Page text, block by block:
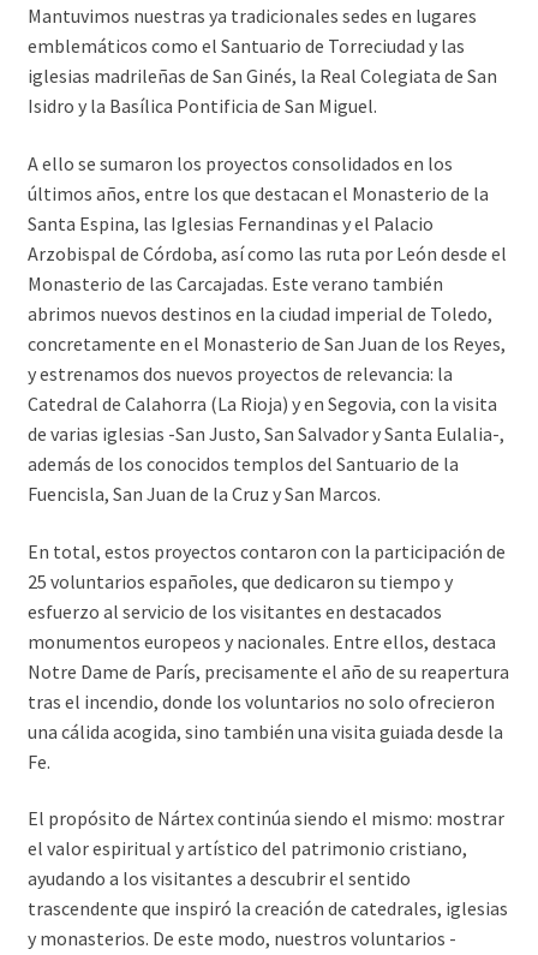
Mantuvimos nuestras ya tradicionales sedes en lugares
emblemáticos como el Santuario de Torreciudad y las
iglesias madrileñas de San Ginés, la Real Colegiata de San
Isidro y la Basílica Pontificia de San Miguel.
A ello se sumaron los proyectos consolidados en los
últimos años, entre los que destacan el Monasterio de la
Santa Espina, las Iglesias Fernandinas y el Palacio
Arzobispal de Córdoba, así como las ruta por León desde el
Monasterio de las Carcajadas. Este verano también
abrimos nuevos destinos en la ciudad imperial de Toledo,
concretamente en el Monasterio de San Juan de los Reyes,
y estrenamos dos nuevos proyectos de relevancia: la
Catedral de Calahorra (La Rioja) y en Segovia, con la visita
de varias iglesias -San Justo, San Salvador y Santa Eulalia-,
además de los conocidos templos del Santuario de la
Fuencisla, San Juan de la Cruz y San Marcos.
En total, estos proyectos contaron con la participación de
25 voluntarios españoles, que dedicaron su tiempo y
esfuerzo al servicio de los visitantes en destacados
monumentos europeos y nacionales. Entre ellos, destaca
Notre Dame de París, precisamente el año de su reapertura
tras el incendio, donde los voluntarios no solo ofrecieron
una cálida acogida, sino también una visita guiada desde la
Fe.
El propósito de Nártex continúa siendo el mismo: mostrar
el valor espiritual y artístico del patrimonio cristiano,
ayudando a los visitantes a descubrir el sentido
trascendente que inspiró la creación de catedrales, iglesias
y monasterios. De este modo, nuestros voluntarios -